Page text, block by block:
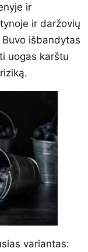
ir
ir daržovių
išbandytas
uogas karštu
variantas: